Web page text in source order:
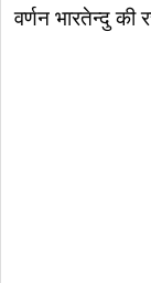
वर्णन भारतेन्दु